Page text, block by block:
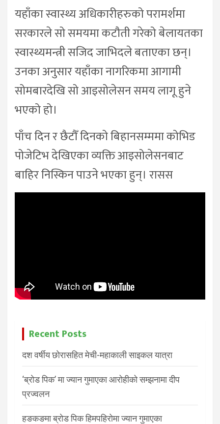
यहाँका स्वास्थ्य अधिकारीहरुको परामर्शमा
सरकारले सो समयमा कटौती गरेको बेलायतका
स्वास्थ्यमन्त्री सजिद जाभिदले बताएका छन्।
उनका अनुसार यहाँका नागरिकमा आगामी
सोमबारदेखि सो आइसोलेसन समय लागू हुने
भएको हो।
पाँच दिन र छैटौँ दिनको बिहानसम्ममा कोभिड
पोजेटिभ देखिएका व्यक्ति आइसोलेसनबाट
बाहिर निस्किन पाउने भएका हुन्। रासस
Recent Posts
दश वर्षीय छोरासहित मेची-महाकाली साइकल यात्रा
‘ब्रोड पिक’ मा ज्यान गुमाएका आरोहीको सम्झनामा दीप
प्रज्वलन
हङकङमा ब्रोड पिक हिमपहिरोमा ज्यान गुमाएका